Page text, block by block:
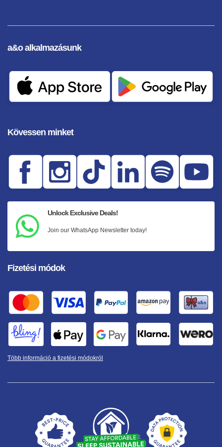
Kövessen minket
Unlock Exclusive Deals!
Join our WhatsApp Newsletter today!
a&o alkalmazásunk
Fizetési módok
Több információ a fizetési módokról